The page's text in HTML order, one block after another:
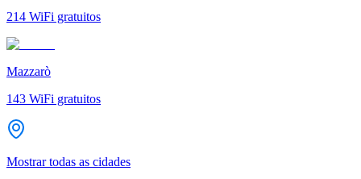
214 WiFi gratuitos
Mazzarò
143 WiFi gratuitos
Mostrar todas as cidades